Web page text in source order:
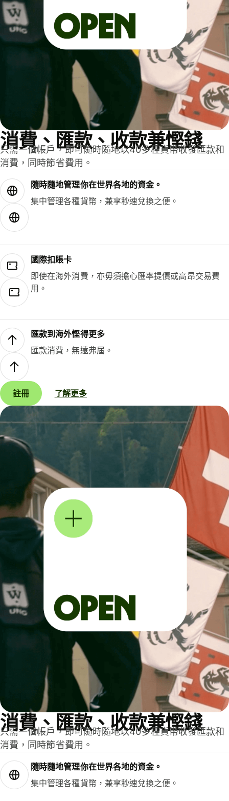
消費、匯款、收款兼慳錢
只需一個帳戶，即可隨時隨地以40多種貨幣收發匯款和
消費，同時節省費用。
隨時隨地管理你在世界各地的資金。
集中管理各種貨幣，兼享秒速兌換之便。
國際扣賬卡
即使在海外消費，亦毋須擔心匯率提價或高昂交易費
用。
匯款到海外慳得更多
匯款消費，無遠弗屆。
註冊 了解更多
消費、匯款、收款兼慳錢
只需一個帳戶，即可隨時隨地以40多種貨幣收發匯款和
消費，同時節省費用。
隨時隨地管理你在世界各地的資金。
集中管理各種貨幣，兼享秒速兌換之便。